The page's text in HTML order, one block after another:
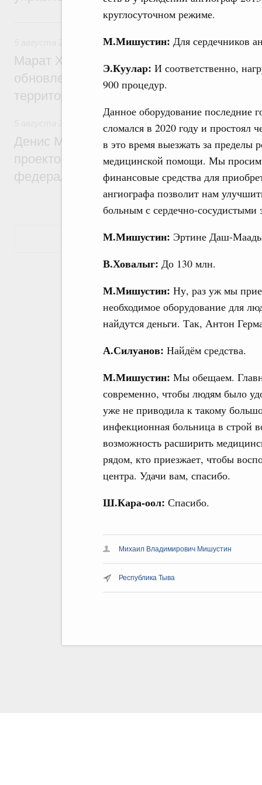
круглосуточном режиме.
М.Мишустин: Для сердечников
Э.Куулар: И соответственно,
900 процедур.
Данное оборудование последние
сломался в 2020 году и
в это время выезжать за пределы
медицинской помощи. Мы просим
финансовые средства для
ангиографа позволит нам
больным с сердечно-сосудистыми
М.Мишустин: Эртине Даш-
В.Ховалыг: До 130 млн.
М.Мишустин: Ну, раз уж мы
необходимое оборудование для
найдутся деньги. Так, Антон
А.Силуанов: Найдём средства.
М.Мишустин: Мы обещаем.
современно, чтобы людям было
уже не приводила к такому
инфекционная больница в строй
возможность расширить
рядом, кто приезжает, чтобы
центра. Удачи вам, спасибо.
Ш.Кара-оол: Спасибо.
Михаил Владимирович Мишустин
Республика Тыва
5 августа, среда
Жилищно-коммунальное хозяйство
Марат Хуснуллин: Более 4,3 тыс.
обновлено в России при участии Фонда
территорий
Инструменты развития территорий.
Денис Мантуров провёл совещание по
проектов института кураторства в
федеральном округе
Показать еще